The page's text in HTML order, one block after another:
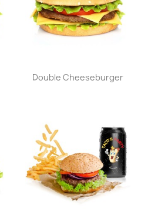
Aperçu rapide
Double Cheeseburger